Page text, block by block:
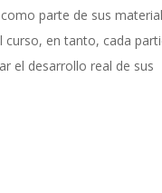
parte de sus
en tanto, cada
el desarrollo real de sus